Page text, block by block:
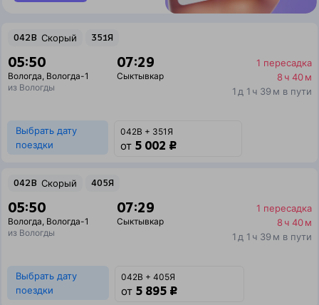
042В Скорый 351Я
05:50
Вологда, Вологда-1
из Вологды
07:29
Сыктывкар
1 пересадка
8 ч 40 м
1 д 1 ч 39 м в пути
Выбрать дату
поездки
042В + 351Я
от 5 002 ₽
042В Скорый 405Я
05:50
Вологда, Вологда-1
из Вологды
07:29
Сыктывкар
1 пересадка
8 ч 40 м
1 д 1 ч 39 м в пути
Выбрать дату
поездки
042В + 405Я
от 5 895 ₽